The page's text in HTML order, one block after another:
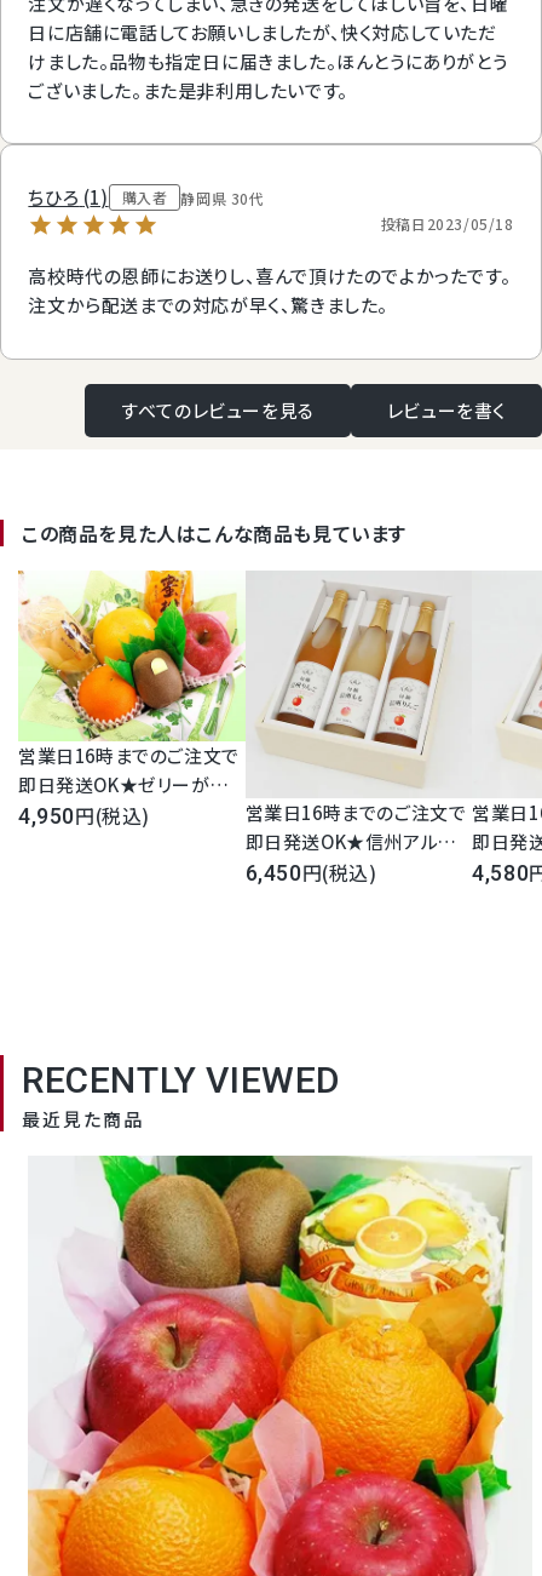
Review
商品レビュー
日に店舗に電話してお願いしましたが、快く対応していただ
けました。品物も指定日に届きました。ほんとうにありがとう
ございました。また是非利用したいです。
ちひろ 1 購入者 静岡県 30代
投稿日 2023/05/18
高校時代の恩師にお送りし、喜んで頂けたのでよかったです。
注文から配送までの対応が早く、驚きました。
すべてのレビューを見る レビューを書く
この商品を見た人はこんな商品も見ています
営業日16時までのご注文で
即日発送OK★ゼリーが選
べる！プチフルーツセット 果
4,950 (税込)
営業日16時までのご注文で
即日発送OK★信州アルプ
スストレートフルーツジュー
温保存 お供 法事 法要 お彼
6,450 (税込)
営業日
即日発
ススト
4,580
RECENTLY VIEWED
最近見た商品